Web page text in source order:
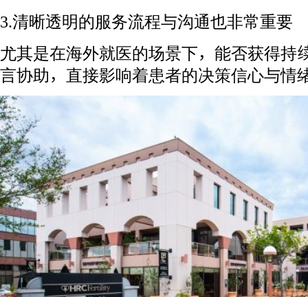
3.清晰透明的服务流程与沟通也非常重要
尤其是在海外就医的场景下，能否获得持
言协助，直接影响着患者的决策信心与情